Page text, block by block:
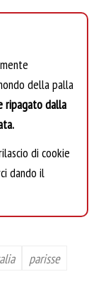
della palla
ripagato dalla
di cookie
dando il
parisse